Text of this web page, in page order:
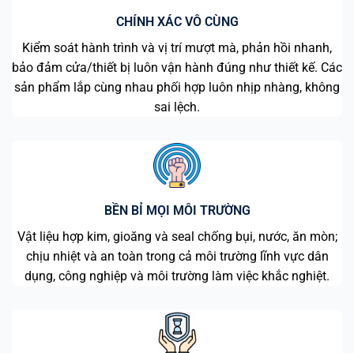
CHÍNH XÁC VÔ CÙNG
Kiểm soát hành trình và vị trí mượt mà, phản hồi nhanh,
bảo đảm cửa/thiết bị luôn vận hành đúng như thiết kế. Các
sản phẩm lắp cùng nhau phối hợp luôn nhịp nhàng, không
sai lệch.
BỀN BỈ MỌI MÔI TRƯỜNG
Vật liệu hợp kim, gioăng và seal chống bụi, nước, ăn mòn;
chịu nhiệt và an toàn trong cả môi trường lĩnh vực dân
dụng, công nghiệp và môi trường làm việc khắc nghiệt.